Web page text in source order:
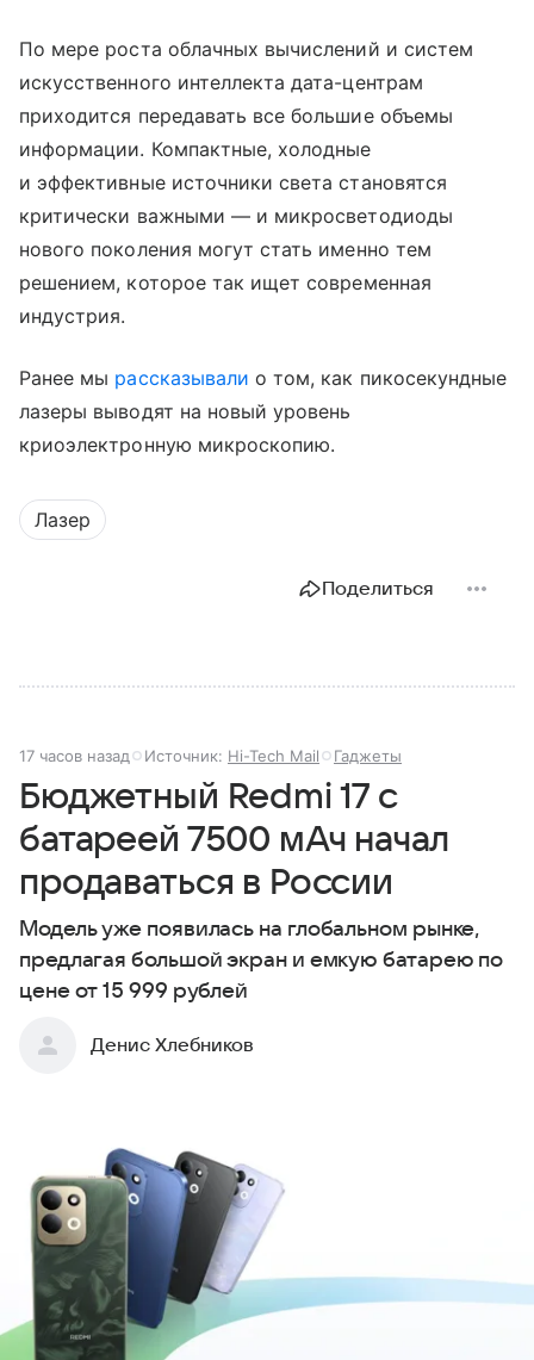
По мере роста облачных вычислений и систем
искусственного интеллекта дата-центрам
приходится передавать все большие объемы
информации. Компактные, холодные
и эффективные источники света становятся
критически важными — и микросветодиоды
нового поколения могут стать именно тем
решением, которое так ищет современная
индустрия.
Ранее мы рассказывали о том, как пикосекундные
лазеры выводят на новый уровень
криоэлектронную микроскопию.
Лазер
Поделиться
17 часов назад Источник: Hi-Tech Mail Гаджеты
Бюджетный Redmi 17 с
батареей 7500 мАч начал
продаваться в России
Модель уже появилась на глобальном рынке,
предлагая большой экран и емкую батарею по
цене от 15 999 рублей
Денис Хлебников